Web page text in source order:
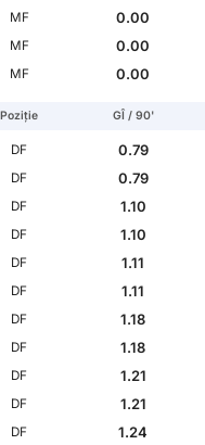
MF
0.00
MF
0.00
MF 0.00
Poziție GÎ / 90'
DF
0.79
DF
0.79
DF
1.10
DF
1.10
DF
1.11
DF
1.11
DF
1.18
DF
1.18
DF
1.21
DF
1.21
DF
1.24